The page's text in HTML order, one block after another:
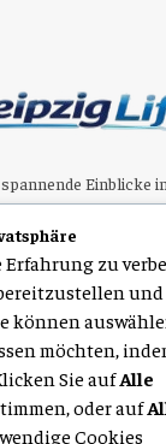
Einblicke
in Leipzig. Von
Entdecken Sie
eine E-Mail zum
zu
und
können
möchten,
Sie aufAlle
oder auf
Cookies